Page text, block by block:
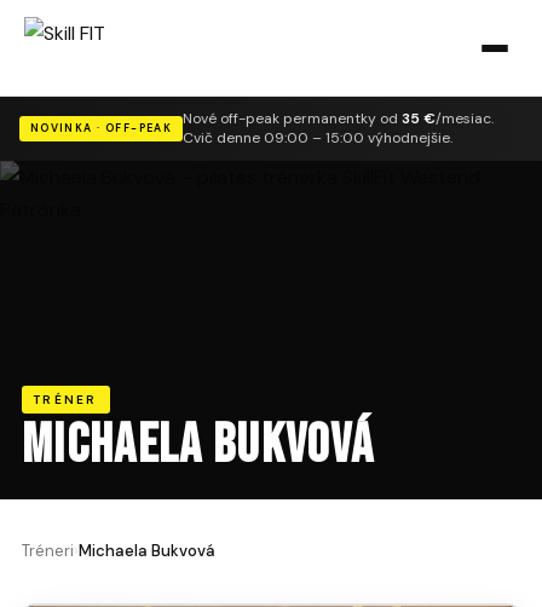
NOVINKA · OFF-PEAK Nové off-peak permanentky od 35 €/mesiac.
Cvič denne 09:00 – 15:00 výhodnejšie.
TRÉNER
Michaela Bukvová
Tréneri›Michaela Bukvová